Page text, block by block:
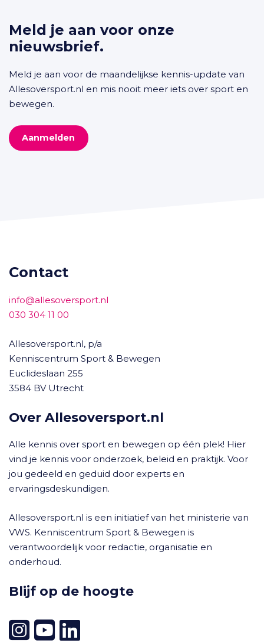
Meld je aan voor onze
nieuwsbrief.
Meld je aan voor de maandelijkse kennis-update van
Allesoversport.nl en mis nooit meer iets over sport en
bewegen.
Aanmelden
Contact
info@allesoversport.nl
030 304 11 00
Allesoversport.nl, p/a
Kenniscentrum Sport & Bewegen
Euclideslaan 255
3584 BV Utrecht
Over Allesoversport.nl
Alle kennis over sport en bewegen op één plek! Hier
vind je kennis voor onderzoek, beleid en praktijk. Voor
jou gedeeld en geduid door experts en
ervaringsdeskundigen.
Allesoversport.nl is een initiatief van het ministerie van
VWS. Kenniscentrum Sport & Bewegen is
verantwoordelijk voor redactie, organisatie en
onderhoud.
Blijf op de hoogte